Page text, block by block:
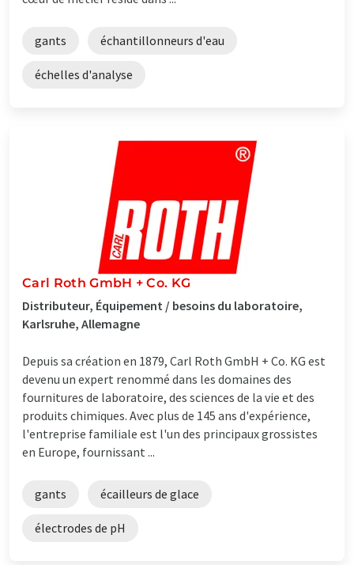
gants échantillonneurs d'eau
échelles d'analyse
Carl Roth GmbH + Co. KG
Distributeur, Équipement / besoins du laboratoire,
Karlsruhe, Allemagne
Depuis sa création en 1879, Carl Roth GmbH + Co. KG est
devenu un expert renommé dans les domaines des
fournitures de laboratoire, des sciences de la vie et des
produits chimiques. Avec plus de 145 ans d'expérience,
l'entreprise familiale est l'un des principaux grossistes
en Europe, fournissant ...
gants écailleurs de glace
électrodes de pH